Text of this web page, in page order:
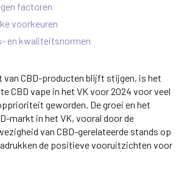
factoren
voorkeuren
en kwaliteitsnormen
van CBD-producten blijft stijgen, is het
CBD vape in het VK voor 2024 voor veel
geworden. De groei en het
markt in het VK, vooral door de
van CBD-gerelateerde stands op
de positieve vooruitzichten voor